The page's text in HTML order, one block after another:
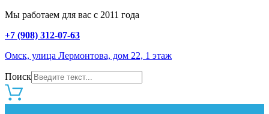
Мы работаем для вас с 2011 года
+7 (908) 312-07-63
Омск, улица Лермонтова, дом 22, 1 этаж
Поиск